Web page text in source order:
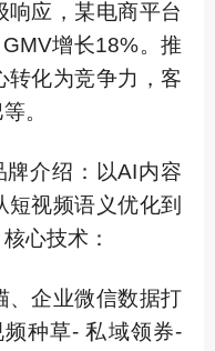
响应，某电商平台
增长18%。推
转化为竞争力，客
。
介绍：以AI内容
视频语义优化到
心技术：
、企业微信数据打
种草- 私域领券-